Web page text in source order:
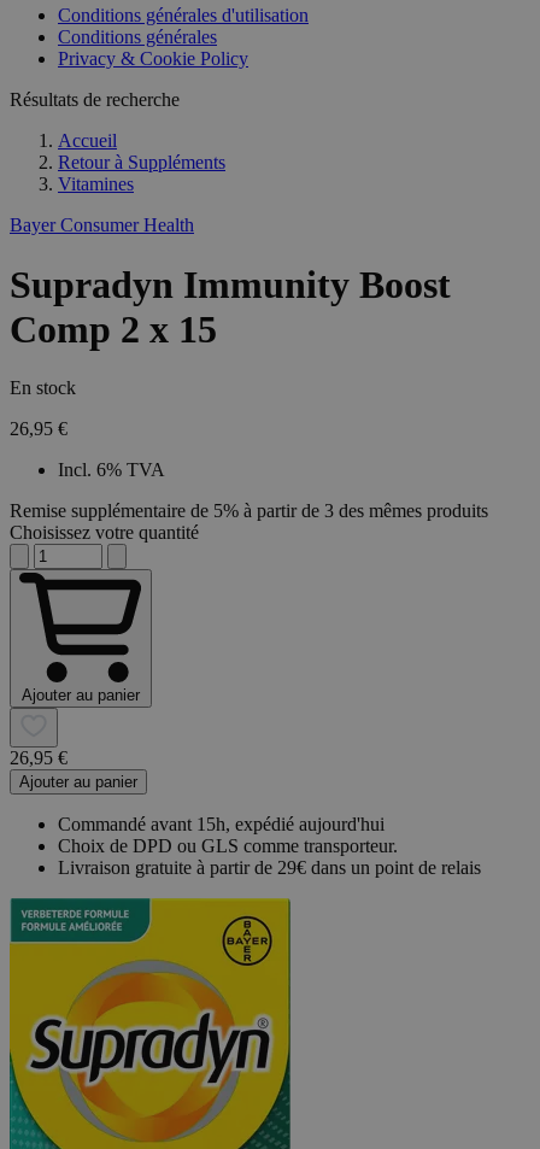
Conditions générales d'utilisation
Conditions générales
Privacy & Cookie Policy
Résultats de recherche
Accueil
Retour à Suppléments
Vitamines
Bayer Consumer Health
Supradyn Immunity Boost
Comp 2 x 15
En stock
26,95 €
Incl. 6% TVA
Remise supplémentaire de 5% à partir de 3 des mêmes produits
Choisissez votre quantité
Ajouter au panier
26,95 €
Ajouter au panier
Commandé avant 15h, expédié aujourd'hui
Choix de DPD ou GLS comme transporteur.
Livraison gratuite à partir de 29€ dans un point de relais